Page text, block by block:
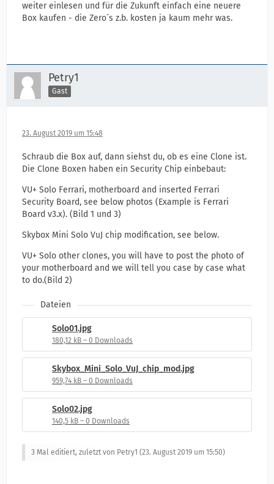
weiter einlesen und für die Zukunft einfach eine neuere
Box kaufen - die Zero´s z.b. kosten ja kaum mehr was.
Petry1
Gast
23. August 2019 um 15:48
Schraub die Box auf, dann siehst du, ob es eine Clone ist.
Die Clone Boxen haben ein Security Chip einbebaut:
VU+ Solo Ferrari, motherboard and inserted Ferrari
Security Board, see below photos (Example is Ferrari
Board v3.x). (Bild 1 und 3)
Skybox Mini Solo VuJ chip modification, see below.
VU+ Solo other clones, you will have to post the photo of
your motherboard and we will tell you case by case what
to do.(Bild 2)
Dateien
Solo01.jpg
180,12 kB – 0 Downloads
Skybox_Mini_Solo_VuJ_chip_mod.jpg
959,74 kB – 0 Downloads
Solo02.jpg
140,5 kB – 0 Downloads
3 Mal editiert, zuletzt von Petry1 (23. August 2019 um 15:50)